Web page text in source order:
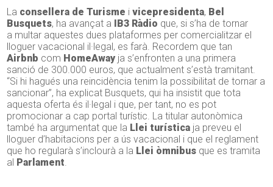
La consellera de Turisme ivicepresidenta, Bel
Busquets, ha avançat a IB3 Ràdio que, si s’ha de tornar
a multar aquestes dues plataformes per comercialitzar el
lloguer vacacional il·legal, es farà. Recordem que tan
Airbnb com HomeAway ja s’enfronten a una primera
sanció de 300.000 euros, que actualment s’està tramitant.
“Si hi hagués una reincidència tenim la possibilitat de tornar a
sancionar”, ha explicat Busquets, qui ha insistit que tota
aquesta oferta és il·legal i que, per tant, no es pot
promocionar a cap portal turístic. La titular autonòmica
també ha argumentat que la Llei turística ja preveu el
lloguer d’habitacions per a ús vacacional i que el reglament
que ho regularà s’inclourà a la Llei òmnibus que es tramita
al Parlament.